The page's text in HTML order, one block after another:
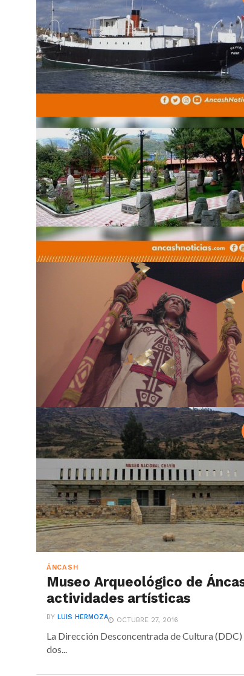
ÁNCASH
Museo Arqueológico de
actividades artísticas
BY LUIS HERMOZA OCTUBRE 27, 2016
La Dirección Desconcentrada de Cultura
dos...